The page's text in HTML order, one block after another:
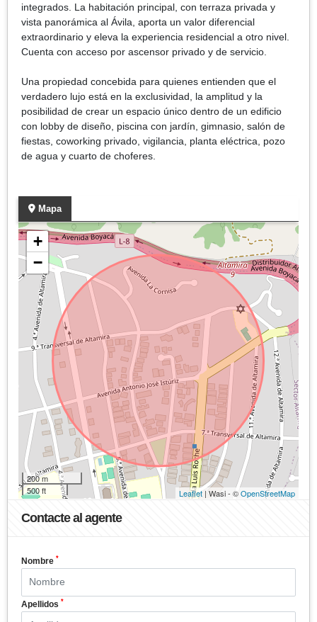
integrados. La habitación principal, con terraza privada y
vista panorámica al Ávila, aporta un valor diferencial
extraordinario y eleva la experiencia residencial a otro nivel.
Cuenta con acceso por ascensor privado y de servicio.
Una propiedad concebida para quienes entienden que el
verdadero lujo está en la exclusividad, la amplitud y la
posibilidad de crear un espacio único dentro de un edificio
con lobby de diseño, piscina con jardín, gimnasio, salón de
fiestas, coworking privado, vigilancia, planta eléctrica, pozo
de agua y cuarto de choferes.
Mapa
+
−
200 m
500 ft
Leaflet | Wasi - ©OpenStreetMap
Contacte al agente
Nombre *
Apellidos *